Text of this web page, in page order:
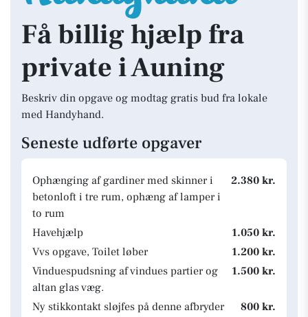
Få billig hjælp fra
private i Auning
Beskriv din opgave og modtag gratis bud fra lokale
med Handyhand.
Seneste udførte opgaver
Ophænging af gardiner med skinner i
betonloft i tre rum, ophæng af lamper i
to rum
2.380 kr.
Havehjælp
1.050 kr.
Vvs opgave, Toilet løber
1.200 kr.
Vinduespudsning af vindues partier og
altan glas væg.
1.500 kr.
Ny stikkontakt sløjfes på denne afbryder
800 kr.